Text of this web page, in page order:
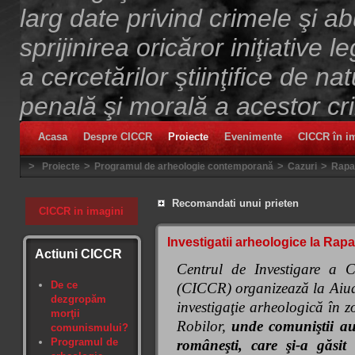
larg date privind crimele şi
sprijinirea oricăror iniţiative
a cercetărilor ştiinţifice de
penală şi morală a acestor
Acasa Despre CICCR Proiecte Evenimente CICCR în
> Proiecte > Programul de arheologie contemporană > Cazuri >
CICCR in imagini
Actiuni CICCR
De ce
dezgropăm
morţii
comunismului?
Programul de
Recomandati unui prieten
Investigatii arheologice la
Centrul de Investigare a
(CICCR) organizează la
investigaţie arheologică în
Robilor, unde comuniştii
româneşti, care şi-a